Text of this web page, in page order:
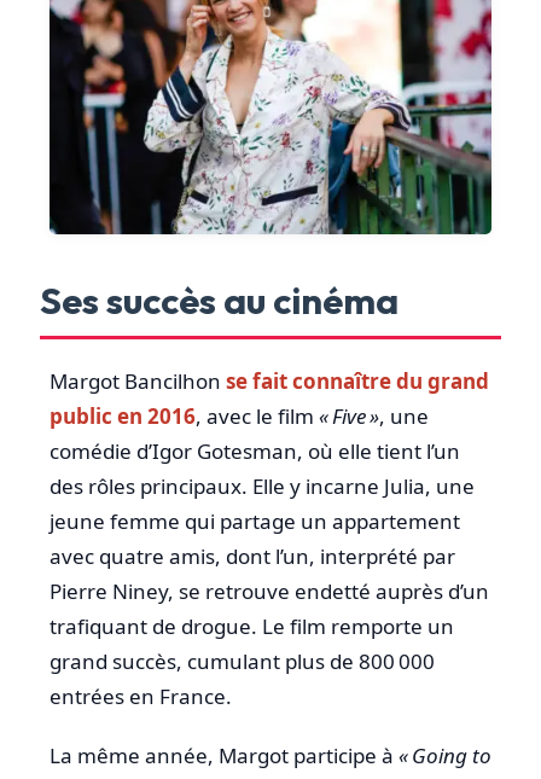
Ses succès au cinéma
Margot Bancilhon se fait connaître du grand
public en 2016, avec le film « Five », une
comédie d’Igor Gotesman, où elle tient l’un
des rôles principaux. Elle y incarne Julia, une
jeune femme qui partage un appartement
avec quatre amis, dont l’un, interprété par
Pierre Niney, se retrouve endetté auprès d’un
trafiquant de drogue. Le film remporte un
grand succès, cumulant plus de 800 000
entrées en France.
La même année, Margot participe à « Going to